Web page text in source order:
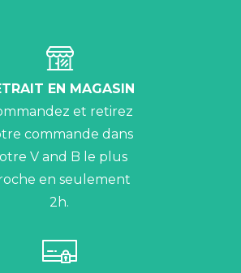
EN MAGASIN
et retirez
commande dans
V and B le plus
en seulement
2h.